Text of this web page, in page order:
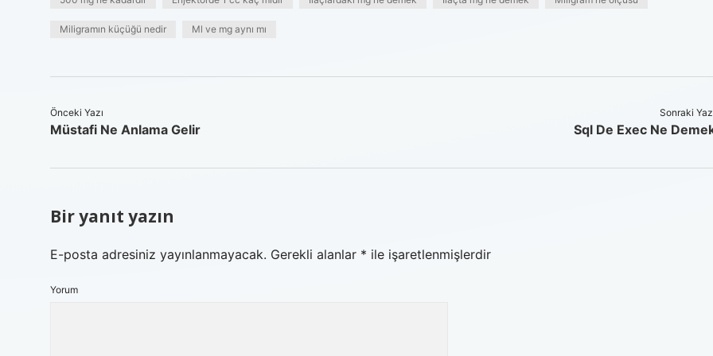
Miligramın küçüğü nedir Ml ve mg aynı mı
Önceki Yazı
Müstafi Ne Anlama Gelir
Sonraki
Sql De Exec Ne
Bir yanıt yazın
E-posta adresiniz yayınlanmayacak. Gerekli alanlar * ile işaretlenmişlerdir
Yorum